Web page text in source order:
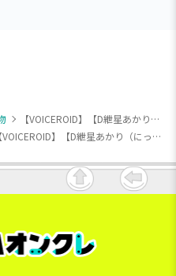
【VOICEROID】【D紲星あかり（にっこり/口開け）】結月ゆかり＆紲星あかり ボイスマスコットぬいぐるみ
【VOICEROID】【D紲星あかり（にっこり/口開け）】結月ゆかり＆紲星あかり ボイスマスコットぬいぐるみ